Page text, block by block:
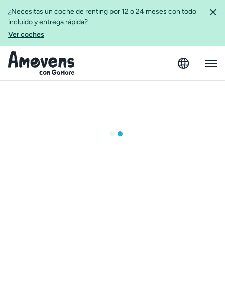
¿Necesitas un coche de renting por 12 o 24 meses con todo
incluido y entrega rápida?
Ver coches